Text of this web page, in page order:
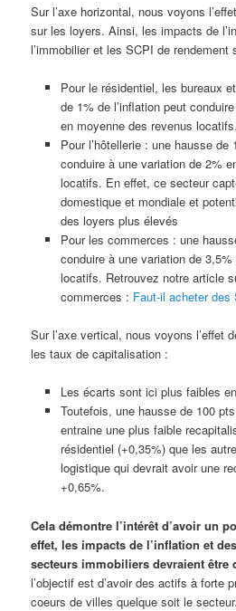
Sur l’axe horizontal, nous voyons
sur les loyers. Ainsi, les impacts de
l’immobilier et les SCPI de rendement
Pour le résidentiel, les bureaux
de 1% de l’inflation peut
en moyenne des revenus locatifs.
Pour l’hôtellerie : une hausse de
conduire à une variation de 2%
locatifs. En effet, ce secteur
domestique et mondiale et
des loyers plus élevés
Pour les commerces : une
conduire à une variation de
locatifs. Retrouvez notre article
commerces : Faut-il acheter
Sur l’axe vertical, nous voyons l’effet
les taux de capitalisation :
Les écarts sont ici plus faibles
Toutefois, une hausse de 100
entraine une plus faible
résidentiel (+0,35%) que les
logistique qui devrait avoir une
+0,65%.
Cela démontre l’intérêt d’avoir un
effet, les impacts de l’inflation et
secteurs immobiliers devraient être
l’objectif est d’avoir des actifs à forte
coeurs de villes quelque soit le secteur.